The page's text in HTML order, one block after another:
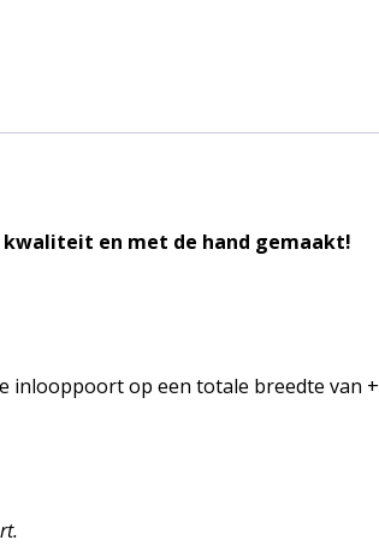
en met de hand gemaakt!
inlooppoort op een totale breedte van